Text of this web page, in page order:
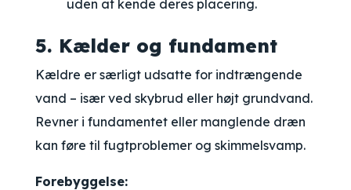
uden at kende deres placering.
5. Kælder og fundament
Kældre er særligt udsatte for indtrængende
vand – især ved skybrud eller højt grundvand.
Revner i fundamentet eller manglende dræn
kan føre til fugtproblemer og skimmelsvamp.
Forebyggelse: